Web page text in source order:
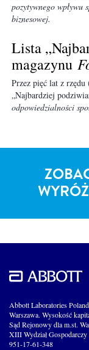
pozytywnego wpływu
biznesowej.
Lista
magazynu
Przez pięć lat z
„Najbardziej
odpowiedzialności
Abbott Laboratories
Warszawa. Wysokość
Sąd Rejonowy dla m.st.
XIII Wydział
951-17-61-348